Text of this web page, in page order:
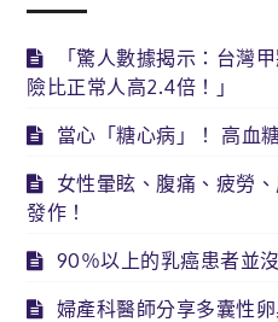
「驚人數據揭示：台灣
險比正常人高2.4倍！」
當心「糖心病」！ 高血
女性暈眩、腹痛、疲勞
發作！
90％以上的乳癌患者並
婦產科醫師分享多囊性